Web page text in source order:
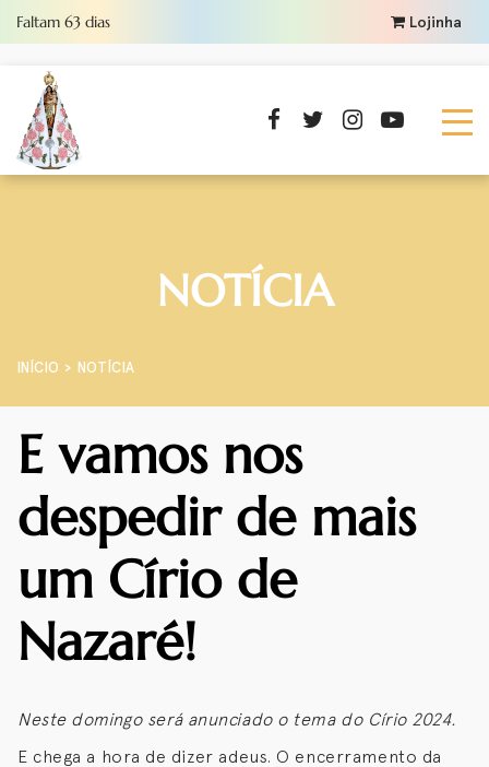
Faltam 63 dias Lojinha
NOTÍCIA
INÍCIO NOTÍCIA
E vamos nos
despedir de mais
um Círio de
Nazaré!
Neste domingo será anunciado o tema do Círio 2024.
E chega a hora de dizer adeus. O encerramento da